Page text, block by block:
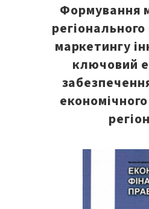
Формування
маркетингу
ключовий